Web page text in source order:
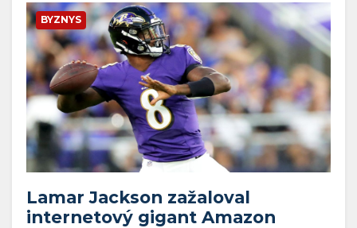
BYZNYS
Lamar Jackson zažaloval
internetový gigant Amazon